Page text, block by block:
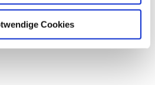
Cookies
und 885 im späten
Jahre). Über durchschnittlich 15 bis